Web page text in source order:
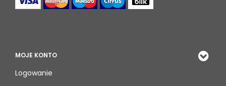
MOJE KONTO
Logowanie